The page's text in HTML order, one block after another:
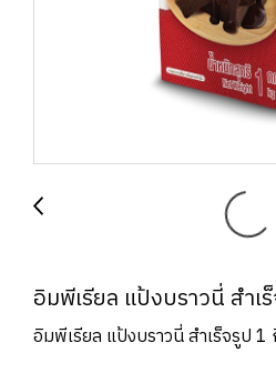
อิมพีเรียล แป้งบราวนี่ สำเ
อิมพีเรียล แป้งบราวนี่ สำเร็จรูป 1